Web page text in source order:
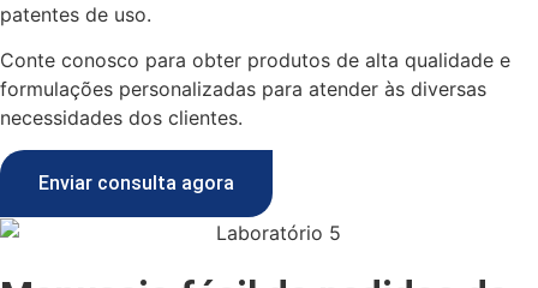
patentes de uso.
Conte conosco para obter produtos de alta qualidade e
formulações personalizadas para atender às diversas
necessidades dos clientes.
Enviar consulta agora